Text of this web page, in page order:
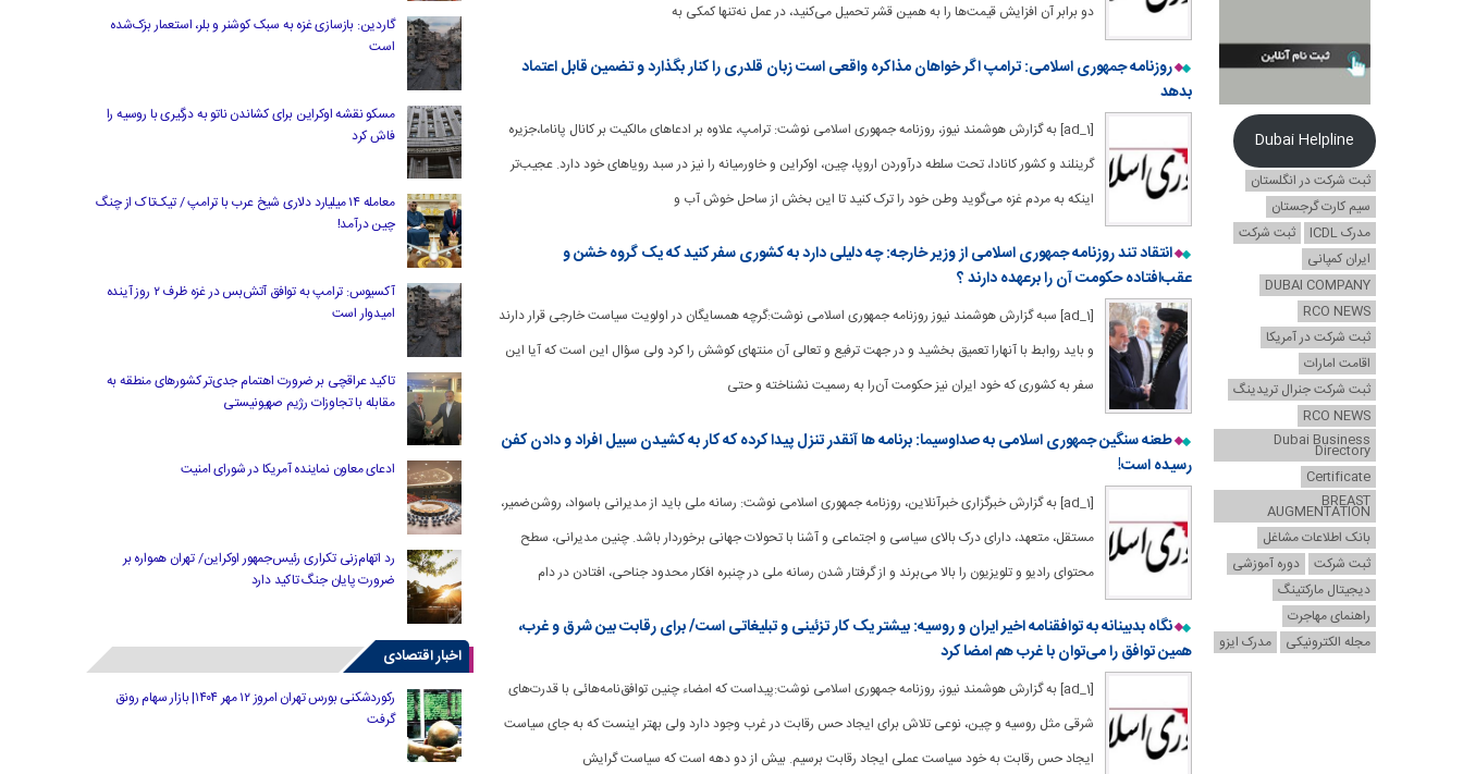
دو برابر آن افزایش قیمت‌ها را به همین قشر تحمیل می‌کنید، در عمل نه‌تنها کمکی به
روزنامه جمهوری اسلامی: ترامپ اگر خواهان مذاکره واقعی است زبان قلدری را کنار بگذارد و تضمین قابل اعتماد
بدهد
[ad_1] به گزارش هوشمند نیوز، روزنامه جمهوری اسلامی نوشت: ترامپ، علاوه بر ادعاهای مالکیت بر کانال پاناما،جزیره
گرینلند و کشور کانادا، تحت سلطه درآوردن اروپا، چین، اوکراین و خاورمیانه را نیز در سبد رویاهای خود دارد. عجیب‌تر
اینکه به مردم غزه می‌گوید وطن خود را ترک کنید تا این بخش از ساحل خوش آب و
انتقاد تند روزنامه جمهوری اسلامی از وزیر خارجه: چه دلیلی دارد به کشوری سفر کنید که یک گروه خشن و
عقب‌افتاده حکومت آن را برعهده دارند ؟
[ad_1] سبه گزارش هوشمند نیوز روزنامه جمهوری اسلامی نوشت:گرچه همسایگان در اولویت سیاست خارجی قرار دارند
و باید روابط با آنهارا تعمیق بخشید و در جهت ترفیع و تعالی آن منتهای کوشش را کرد ولی سؤال این است که آیا این
سفر به کشوری که خود ایران نیز حکومت آن‌را به رسمیت نشناخته و حتی
طعنه سنگین جمهوری اسلامی به صداوسیما: برنامه ها آنقدر تنزل پیدا کرده که کار به کشیدن سبیل افراد و دادن کفن
رسیده است!
[ad_1] به گزارش خبرگزاری خبرآنلاین، روزنامه جمهوری اسلامی نوشت: رسانه ملی باید از مدیرانی باسواد، روشن‌ضمیر،
مستقل، متعهد، دارای درک بالای سیاسی و اجتماعی و آشنا با تحولات جهانی برخوردار باشد. چنین مدیرانی، سطح
محتوای رادیو و تلویزیون را بالا می‌برند و از گرفتار شدن رسانه ملی در چنبره افکار محدود جناحی، افتادن در دام
نگاه بدبینانه به توافقنامه اخیر ایران و روسیه: بیشتر یک کار تزئینی و تبلیغاتی است/ برای رقابت بین شرق و غرب،
همین توافق را می‌توان با غرب هم امضا کرد
[ad_1] به گزارش هوشمند نیوز، روزنامه جمهوری اسلامی نوشت:پیداست که امضاء چنین توافق‌نامه‌هائی با قدرت‌های
شرقی مثل روسیه و چین، نوعی تلاش برای ایجاد حس رقابت در غرب وجود دارد ولی بهتر اینست که به جای سیاست
ایجاد حس رقابت به خود سیاست عملی ایجاد رقابت برسیم. بیش از دو دهه است که سیاست گرایش
Dubai Helpline
ثبت شرکت در انگلستان
سیم کارت گرجستان
مدرک ICDL
ثبت شرکت
ایران کمپانی
DUBAI COMPANY
RCO NEWS
ثبت شرکت در آمریکا
اقامت امارات
ثبت شرکت جنرال تریدینگ
RCO NEWS
Dubai Business
Directory
Certificate
BREAST
AUGMENTATION
بانک اطلاعات مشاغل
ثبت شرکت
دوره آموزشی
دیجیتال مارکتینگ
راهنمای مهاجرت
مجله الکترونیکی
مدرک ایزو
گاردین: بازسازی غزه به سبک کوشنر و بلر، استعمار بزک‌شده
است
مسکو نقشه اوکراین برای کشاندن ناتو به درگیری با روسیه را
فاش کرد
معامله ۱۴ میلیارد دلاری شیخ عرب با ترامپ / تیک‌تاک از چنگ
چین درآمد!
آکسیوس: ترامپ به توافق آتش‌بس در غزه ظرف ۲ روز آینده
امیدوار است
تاکید عراقچی بر ضرورت اهتمام جدی‌تر کشورهای منطقه به
مقابله با تجاوزات رژیم صهیونیستی
ادعای معاون نماینده آمریکا در شورای امنیت
رد اتهام‌زنی تکراری رئیس‌جمهور اوکراین/ تهران همواره بر
ضرورت پایان جنگ تاکید دارد
اخبار اقتصادی
رکوردشکنی بورس تهران امروز ۱۲ مهر ۱۴۰۴| بازار سهام رونق
گرفت